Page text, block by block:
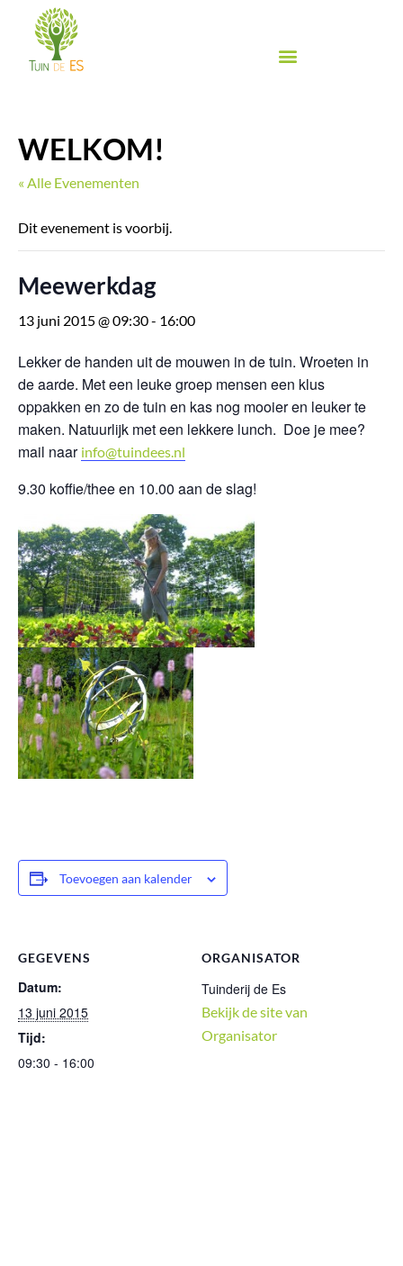
WELKOM!
« Alle Evenementen
Dit evenement is voorbij.
Meewerkdag
13 juni 2015 @ 09:30- 16:00
Lekker de handen uit de mouwen in de tuin. Wroeten in
de aarde. Met een leuke groep mensen een klus
oppakken en zo de tuin en kas nog mooier en leuker te
maken. Natuurlijk met een lekkere lunch. Doe je mee?
mail naar info@tuindees.nl
9.30 koffie/thee en 10.00 aan de slag!
Toevoegen aan kalender
GEGEVENS
Datum:
13 juni 2015
Tijd:
09:30 - 16:00
ORGANISATOR
Tuinderij de Es
Bekijk de site van
Organisator